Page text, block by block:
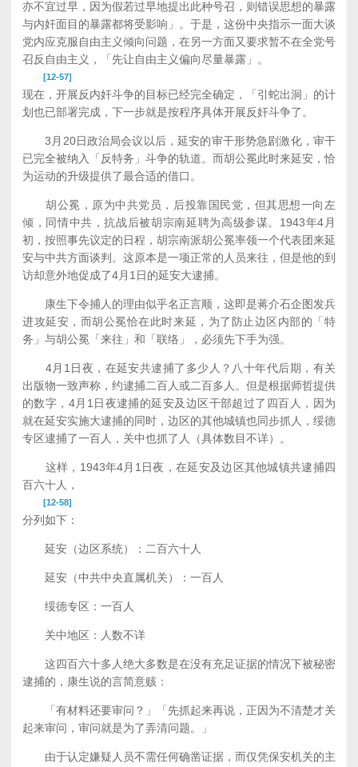
亦不宜过早，因为假若过早地提出此种号召，则错误思想的暴露
与内奸面目的暴露都将受影响」。于是，这份中央指示一面大谈
党内应克服自由主义倾向问题，在另一方面又要求暂不在全党号
召反自由主义，「先让自由主义偏向尽量暴露」。
[12-57]
现在，开展反内奸斗争的目标已经完全确定，「引蛇出洞」的计
划也已部署完成，下一步就是按程序具体开展反奸斗争了。
3月20日政治局会议以后，延安的审干形势急剧激化，审干
已完全被纳入「反特务」斗争的轨道。而胡公冕此时来延安，恰
为运动的升级提供了最合适的借口。
胡公冕，原为中共党员，后投靠国民党，但其思想一向左
倾，同情中共，抗战后被胡宗南延聘为高级参谋。1943年4月
初，按照事先议定的日程，胡宗南派胡公冕率领一个代表团来延
安与中共方面谈判。这原本是一项正常的人员来往，但是他的到
访却意外地促成了4月1日的延安大逮捕。
康生下令捕人的理由似乎名正言顺，这即是蒋介石企图发兵
进攻延安，而胡公冕恰在此时来延，为了防止边区内部的「特
务」与胡公冕「来往」和「联络」，必须先下手为强。
4月1日夜，在延安共逮捕了多少人？八十年代后期，有关
出版物一致声称，约逮捕二百人或二百多人。但是根据师哲提供
的数字，4月1日夜逮捕的延安及边区干部超过了四百人，因为
就在延安实施大逮捕的同时，边区的其他城镇也同步抓人，绥德
专区逮捕了一百人，关中也抓了人（具体数目不详）。
这样，1943年4月1日夜，在延安及边区其他城镇共逮捕四
百六十人，
[12-58]
分列如下：
延安（边区系统）：二百六十人
延安（中共中央直属机关）：一百人
绥德专区：一百人
关中地区：人数不详
这四百六十多人绝大多数是在没有充足证据的情况下被秘密
逮捕的，康生说的言简意赅：
「有材料还要审问？」「先抓起来再说，正因为不清楚才关
起来审问，审问就是为了弄清问题。」
由于认定嫌疑人员不需任何确凿证据，而仅凭保安机关的主